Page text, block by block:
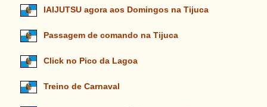
IAIJUTSU agora aos Domingos na Tijuca
Passagem de comando na Tijuca
Click no Pico da Lagoa
Treino de Carnaval